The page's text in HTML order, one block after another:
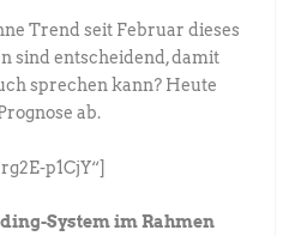
Trend seit Februar dieses
sind entscheidend, damit
sprechen kann? Heute
ab.
p1CjY“]
System im Rahmen